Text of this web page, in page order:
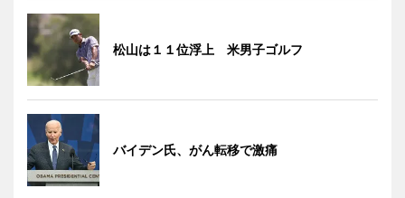
松山は１１位浮上 米男子ゴルフ
バイデン氏、がん転移で激痛